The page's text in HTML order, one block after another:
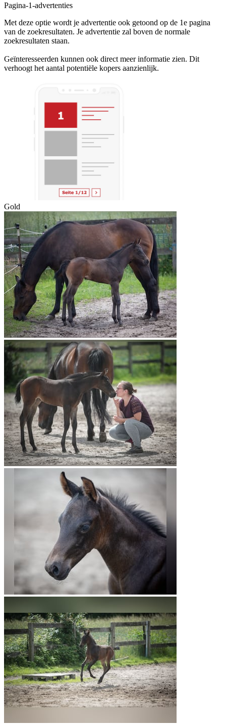
Pagina-1-advertenties
Met deze optie wordt je advertentie ook getoond op de 1e pagina
van de zoekresultaten. Je advertentie zal boven de normale
zoekresultaten staan.
Geïnteresseerden kunnen ook direct meer informatie zien. Dit
verhoogt het aantal potentiële kopers aanzienlijk.
Gold